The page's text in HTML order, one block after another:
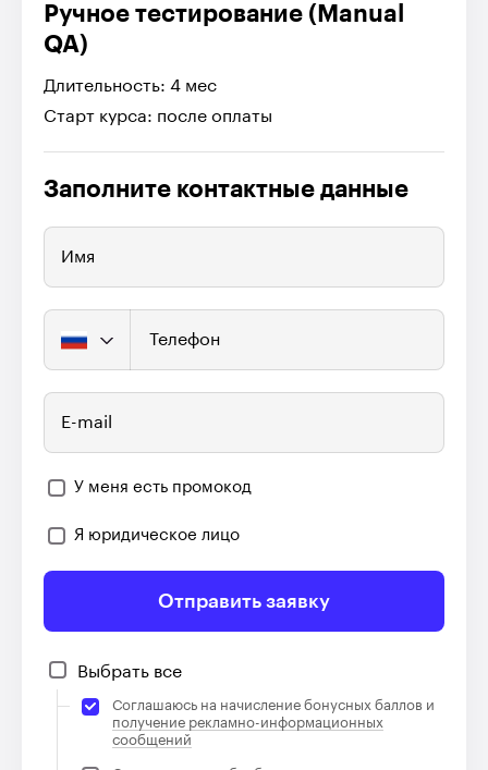
Ручное тестирование (Manual
QA)
Длительность: 4 мес
Старт курса: после оплаты
Заполните контактные данные
Имя
Телефон
E-mail
У меня есть промокод
Я юридическое лицо
Отправить заявку
Выбрать все
Соглашаюсь на начисление бонусных баллов и
получение рекламно-информационных
сообщений